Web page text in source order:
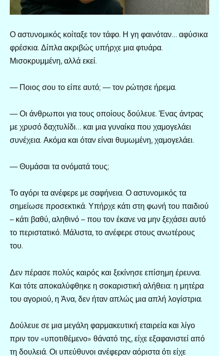
Ο αστυνομικός κοίταξε τον τάφο. Η γη φαινόταν… αφύσικα
φρέσκια. Δίπλα ακριβώς υπήρχε μια φτυάρα.
Μισοκρυμμένη, αλλά εκεί.
— Ποιος σου το είπε αυτό; — τον ρώτησε ήρεμα.
— Οι άνθρωποι για τους οποίους δούλευε. Ένας άντρας
με χρυσό δαχτυλίδι… και μια γυναίκα που χαμογελάει
συνέχεια. Ακόμα και όταν είναι θυμωμένη, χαμογελάει.
— Θυμάσαι τα ονόματά τους;
Το αγόρι τα ανέφερε με σαφήνεια. Ο αστυνομικός τα
σημείωσε προσεκτικά. Υπήρχε κάτι στη φωνή του παιδιού
– κάτι βαθύ, αληθινό – που τον έκανε να μην ξεχάσει αυτό
το περιστατικό. Μάλιστα, το ανέφερε στους ανωτέρους
του.
Δεν πέρασε πολύς καιρός και ξεκίνησε επίσημη έρευνα.
Και τότε αποκαλύφθηκε η σοκαριστική αλήθεια: η μητέρα
του αγοριού, η Άνα, δεν ήταν απλώς μια απλή λογίστρια.
Δούλευε σε μια μεγάλη φαρμακευτική εταιρεία και λίγο
πριν τον «υποτιθέμενο» θάνατό της, είχε εξαφανιστεί από
τη δουλειά. Οι υπεύθυνοι ανέφεραν αόριστα ότι είχε